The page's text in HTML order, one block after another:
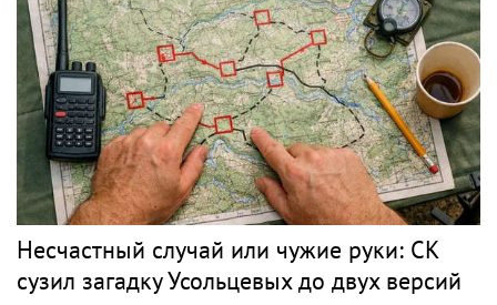
Несчастный случай или чужие руки: СК
сузил загадку Усольцевых до двух версий